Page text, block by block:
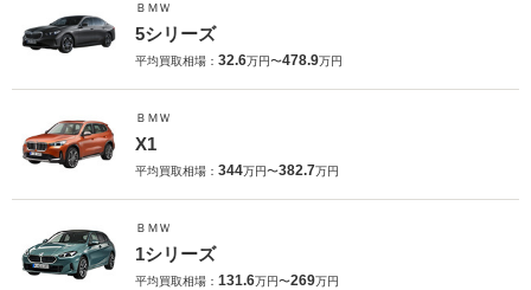
ＢＭＷ
5シリーズ
平均買取相場： 32.6万円〜478.9万円
ＢＭＷ
X1
平均買取相場： 344万円〜382.7万円
ＢＭＷ
1シリーズ
平均買取相場： 131.6万円〜269万円